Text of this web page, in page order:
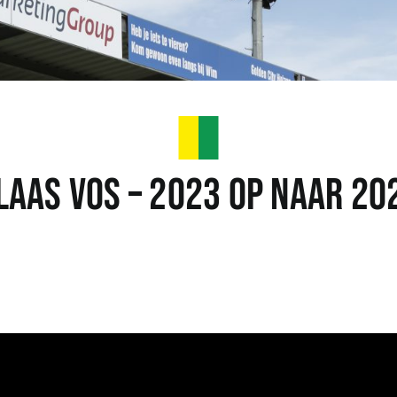
Vos – 2023 op naar